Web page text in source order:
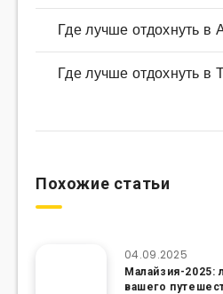
Где лучше отдохнуть в
Где лучше отдохнуть в
Похожие статьи
04.09.2025
Малайзия-2025:
вашего